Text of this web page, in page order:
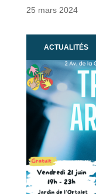
25 mars 2024
ACTUALITÉS